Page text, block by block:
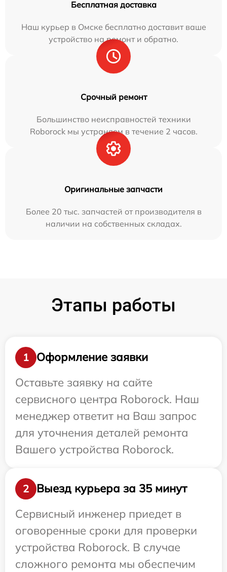
Бесплатная доставка
Наш курьер в Омске бесплатно доставит ваше
устройство на ремонт и обратно.
Срочный ремонт
Большинство неисправностей техники
Roborock мы устраняем в течение 2 часов.
Оригинальные запчасти
Более 20 тыс. запчастей от производителя в
наличии на собственных складах.
Этапы работы
1
Оформление заявки
Оставьте заявку на сайте
сервисного центра Roborock. Наш
менеджер ответит на Ваш запрос
для уточнения деталей ремонта
Вашего устройства Roborock.
2
Выезд курьера за 35 минут
Сервисный инженер приедет в
оговоренные сроки для проверки
устройства Roborock. В случае
сложного ремонта мы обеспечим